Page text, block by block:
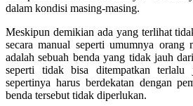
dalam kondisi masing-masing.
Meskipun demikian ada yang terlihat
secara manual seperti umumnya orang
adalah sebuah benda yang tidak jauh
seperti tidak bisa ditempatkan
sepertinya harus berdekatan dengan
benda tersebut tidak diperlukan.